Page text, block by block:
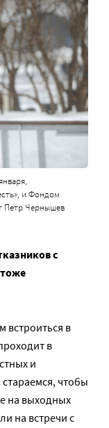
и Фондом
Петр Чернышев
с
встроиться в
в
и
чтобы
на выходных
на встречи с